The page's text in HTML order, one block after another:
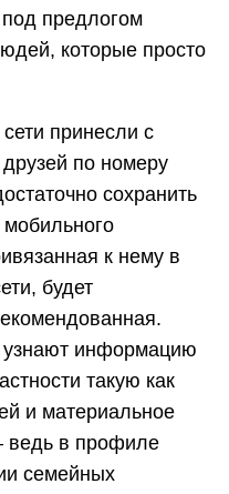
под предлогом
которые просто
принесли с
по номеру
сохранить
к нему в
будет
информацию
такую как
и материальное
ведь в профиле
семейных